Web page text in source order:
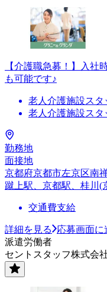
【介護職急募！】入社
も可能です♪
老人介護施設スタ
老人介護施設スタ
勤務地
面接地
京都府京都市左京区南
蹴上駅、京都駅、桂川(
交通費支給
詳細を見る
応募画面に
派遣労働者
セントスタッフ株式会社